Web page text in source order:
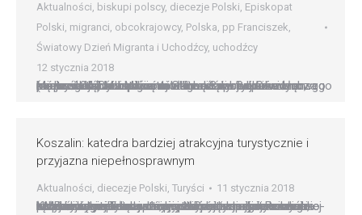
Aktualności, biskupi polscy, diecezje Polski, Episkopat
Polski, migranci, obcokrajowcy, Polska, pp Franciszek,
Światowy Dzień Migranta i Uchodźcy, uchodźcy
12 stycznia 2018
Msza św. za uchodźców także na Jasnej Górze (zapowiedź) Msza św. za uchodźców odprawiona zostanie także na Jasnej Górze. Sanktuarium włącza się w ogólnoświatową modlitwę z racji obchodzonego po raz 104. Dnia Migranta i Uchodźcy. Paulini podkreślają, że będzie to błaganie nie tylko za tych, którzy z różnych powodów muszą poszukiwać nowego miejsca do budowania…
Koszalin: katedra bardziej atrakcyjna turystycznie i
przyjazna niepełnosprawnym
Aktualności, diecezje Polski, Turyści 11 stycznia 2018
Koszalin: katedra bardziej atrakcyjna turystycznie i przyjazna niepełnosprawnym Prócz sprawowanego kultu świątynie są ważnym elementem dziedzictwa narodowego. Ta najważniejsza w diecezji koszalińsko-kołobrzeskiej – katedra pw. Niepokalanego Poczecia NMP w Koszalinie – otrzymała dotacje unijne oraz wsparcie z rady miasta, by stać się miejscem bardziej atrakcyjnym dla turystów i przyjaznym dla wiernych, łącznie z tymi na…